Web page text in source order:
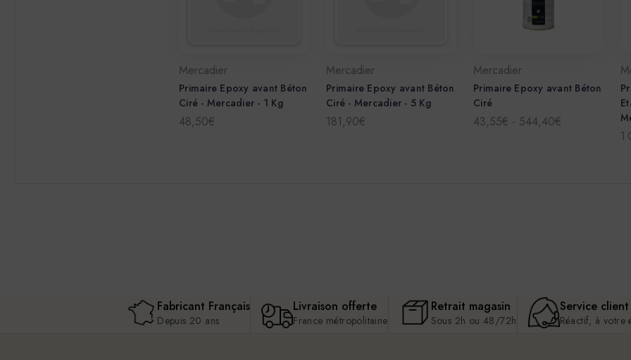
Mercadier
Primaire Epoxy avant Béton
Ciré - Mercadier - 1 Kg
48,50€
Mercadier
Primaire Epoxy avant Béton
Ciré - Mercadier - 5 Kg
181,90€
Mercadier
Primaire Epoxy avant Béton
Ciré
43,55€ - 544,40€
1
Fabricant Français
Depuis 20 ans
Livraison offerte
France métropolitaine
Retrait magasin
Sous 2h ou 48/72h
Service client
Réactif, à votre